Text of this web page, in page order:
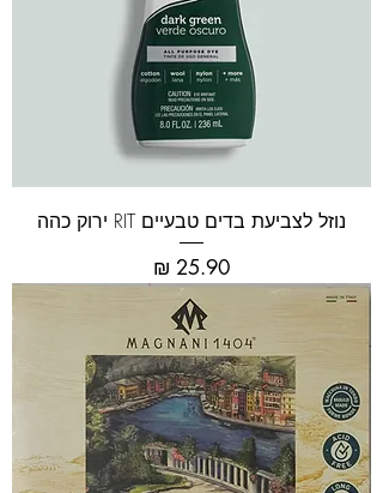
נוזל לצביעת בדים טבעיים RIT ירוק כהה
מחיר